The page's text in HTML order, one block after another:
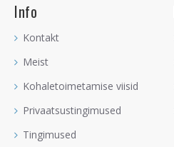
Info
Kontakt
Meist
Kohaletoimetamise viisid
Privaatsustingimused
Tingimused